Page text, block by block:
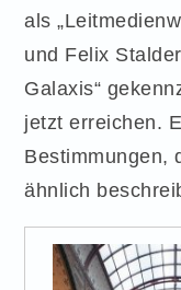
als
und Felix
Galaxis“
jetzt erreichen.
Bestimmungen,
ähnlich